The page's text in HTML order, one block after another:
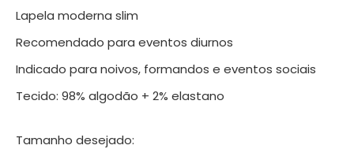
Lapela moderna slim
Recomendado para eventos diurnos
Indicado para noivos, formandos e eventos sociais
Tecido: 98% algodão + 2% elastano
Tamanho desejado: